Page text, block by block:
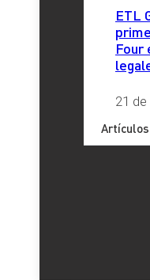
ETL
Four
21
Artículos